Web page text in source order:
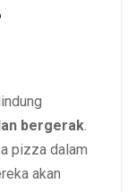
bergerak
pizza dalam
akan